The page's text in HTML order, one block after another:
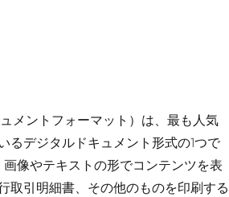
メントフォーマット）は、最も人気
るデジタルドキュメント形式の1つで
像やテキストの形でコンテンツを表
取引明細書、その他のものを印刷する